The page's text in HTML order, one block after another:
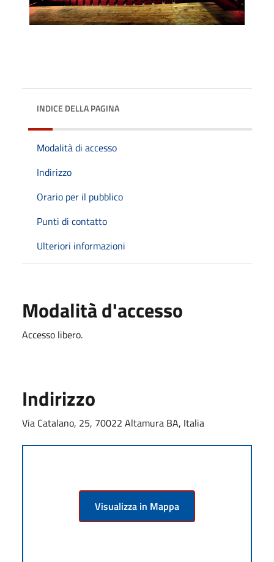
INDICE DELLA PAGINA
Modalità di accesso
Indirizzo
Orario per il pubblico
Punti di contatto
Ulteriori informazioni
Modalità d'accesso
Accesso libero.
Indirizzo
Via Catalano, 25, 70022 Altamura BA, Italia
Visualizza in Mappa